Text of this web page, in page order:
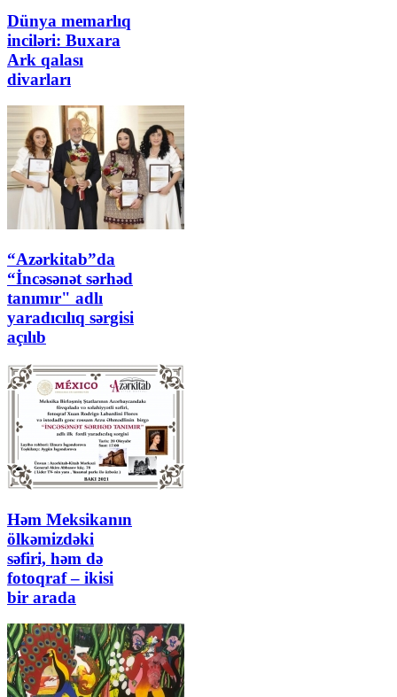
Dünya memarlıq
inciləri: Buxara
Ark qalası
divarları
“Azərkitab”da
“İncəsənət sərhəd
tanımır" adlı
yaradıcılıq sərgisi
açılıb
Həm Meksikanın
ölkəmizdəki
səfiri, həm də
fotoqraf – ikisi
bir arada